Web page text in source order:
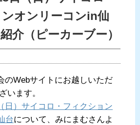
オンリーコンin仙
介（ピーカーブー）
のWebサイトにお越しいただ
います。
日）サイコロ・フィクション
台について、みにまむさんよ